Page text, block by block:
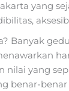
yang
Banyak
nilai yang
benar-benar